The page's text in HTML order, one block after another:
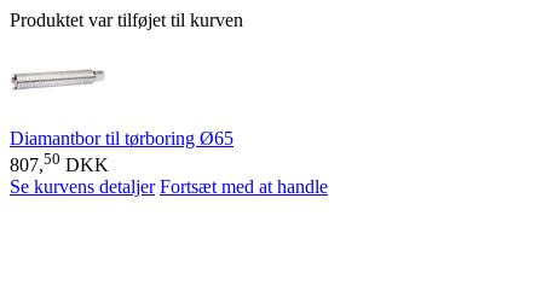
Produktet var tilføjet til kurven
Diamantbor til tørboring Ø65
807,50 DKK
Se kurvens detaljer Fortsæt med at handle